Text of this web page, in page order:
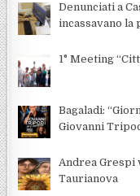
Denunciati a
incassavano la
1° Meeting
Bagaladi:
Giovanni
Andrea Grespi
Taurianova